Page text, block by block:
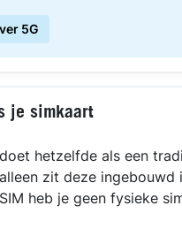
5G
je simkaart
hetzelfde als een
zit deze ingebouwd
heb je geen fysieke